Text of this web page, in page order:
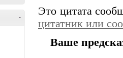
-
Это цитата
цитатник или
Ваше